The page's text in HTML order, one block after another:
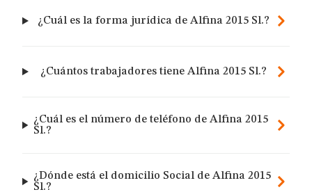
¿Cuál es la forma jurídica de Alfina 2015 Sl.?
¿Cuántos trabajadores tiene Alfina 2015 Sl.?
¿Cuál es el número de teléfono de Alfina 2015
Sl.?
¿Dónde está el domicilio Social de Alfina 2015
Sl.?